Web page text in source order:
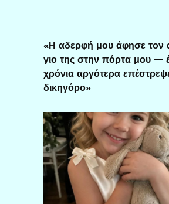
«Η αδερφή μου άφησε τον
γιο της στην πόρτα μου —
χρόνια αργότερα
δικηγόρο»